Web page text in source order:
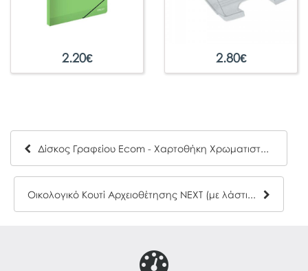
2.20€ 2.80€
Δίσκος Γραφείου Ecom - Χαρτοθήκη Χρωματιστή Κίτρινη
Οικολογικό Κουτί Αρχειοθέτησης NEXT (με λάστιχο)